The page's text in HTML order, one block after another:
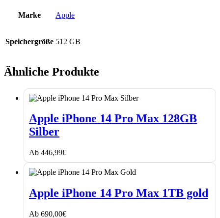
Marke Apple
Speichergröße 512 GB
Ähnliche Produkte
iPhone
14
Pro
128GB
Apple iPhone 14 Pro Max 128GB
Silber
Ab 446,99€
iPhone
14
Max
Apple iPhone 14 Pro Max 1TB gold
Ab 690,00€